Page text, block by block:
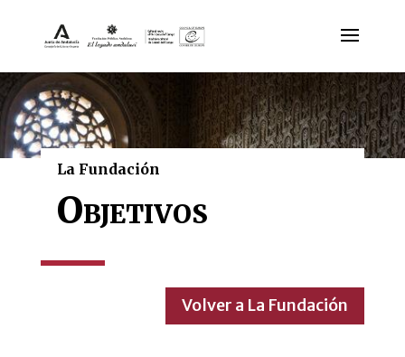
La Fundación
Objetivos
Volver a La Fundación